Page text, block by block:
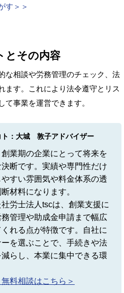
す＞＞
とその内容
な相談や労務管理のチェック、法
ます。これにより法令遵守とリス
て事業を運営できます。
ト：大城 敦子アドバイザー
業期の企業にとって将来を
断です。実績や専門性だけ
すい雰囲気や料金体系の透
材料になります。
労士法人tscは、創業支援に
管理や助成金申請まで幅広
れる点が特徴です。自社に
を選ぶことで、手続きや法
らし、本業に集中できる環
料相談はこちら＞